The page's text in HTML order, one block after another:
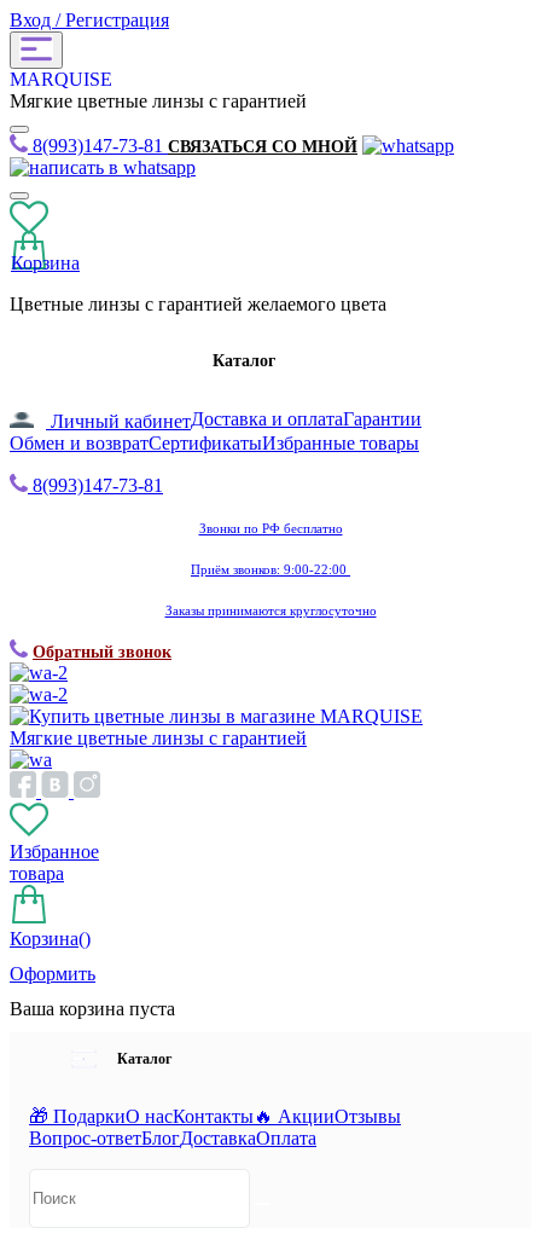
Вход / Регистрация
MARQUISE
Мягкие цветные линзы с гарантией
8(993)147-73-81 СВЯЗАТЬСЯ СО МНОЙ
Корзина
Цветные линзы с гарантией желаемого цвета
Каталог
Личный кабинетДоставка и оплатаГарантии
Обмен и возвратСертификатыИзбранные товары
8(993)147-73-81
Звонки по РФ бесплатно
Приём звонков: 9:00-22:00
Заказы принимаются круглосуточно
Обратный звонок
Мягкие цветные линзы с гарантией
Избранное
товара
Корзина()
Оформить
Ваша корзина пуста
Каталог
🎁 ПодаркиО насКонтакты🔥 АкцииОтзывы
Вопрос-ответБлогДоставкаОплата